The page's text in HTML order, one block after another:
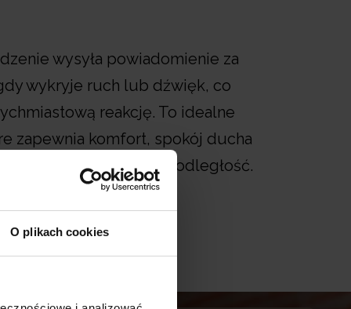
O plikach cookies
wysyła powiadomienie za
wykryje ruch lub dźwięk, co
reakcję. To idealne
zapewnia komfort, spokój ducha
bez względu na odległość.